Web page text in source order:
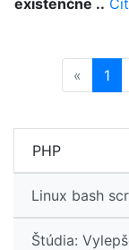
existenčne ..
« 1
PHP
Linux bash
Štúdia: